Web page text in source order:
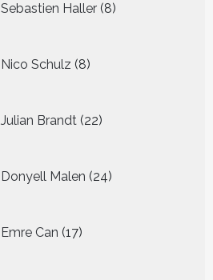
Sebastien Haller 8
producten
Nico Schulz 8
producten
Julian Brandt 22
producten
Donyell Malen 24
producten
Emre Can 17
producten